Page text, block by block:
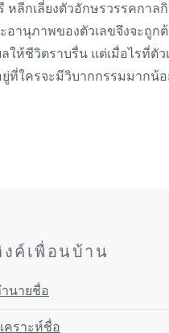
หลีกเลี่ยงตัวอักษรวรรคกาล
อานุภาพของตัวเลขจึงจะถูก
ห้ชีวิตราบรื่น แต่เมื่อไรที่ตัว
ที่ใครจะมีวิบากกรรมมากน้อ
งค์เพื่อนบ้าน
นายชื่อ
คราะห์ชื่อ